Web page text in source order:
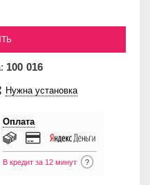
100 016
Нужна установка
Оплата
В кредит за 12 минут ?